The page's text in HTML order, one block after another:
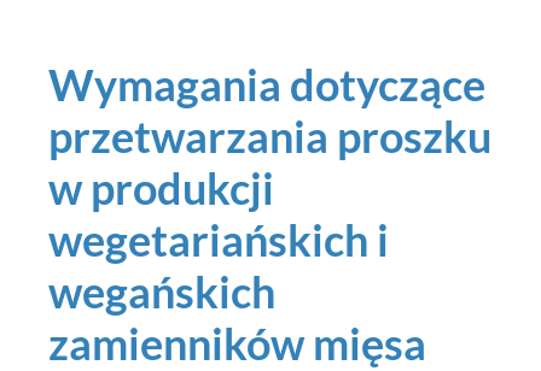
Wymagania dotyczące
przetwarzania proszku
w produkcji
wegetariańskich i
wegańskich
zamienników mięsa